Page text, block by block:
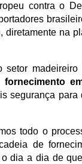
contra o
diretamente na
setor madeireiro
segurança para
todo o
de
dia a dia de